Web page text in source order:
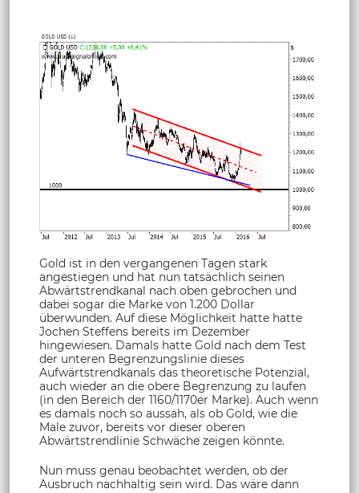
Gold ist in den vergangenen Tagen stark
angestiegen und hat nun tatsächlich seinen
Abwärtstrendkanal nach oben gebrochen und
dabei sogar die Marke von 1.200 Dollar
überwunden. Auf diese Möglichkeit hatte hatte
Jochen Steffens bereits im Dezember
hingewiesen. Damals hatte Gold nach dem Test
der unteren Begrenzungslinie dieses
Aufwärtstrendkanals das theoretische Potenzial,
auch wieder an die obere Begrenzung zu laufen
(in den Bereich der 1160/1170er Marke). Auch wenn
es damals noch so aussah, als ob Gold, wie die
Male zuvor, bereits vor dieser oberen
Abwärtstrendlinie Schwäche zeigen könnte.
Nun muss genau beobachtet werden, ob der
Ausbruch nachhaltig sein wird. Das wäre dann